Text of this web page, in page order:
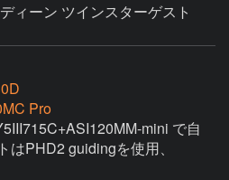
ィーン ツインスターゲスト
Pro
mini で自
PHD2 guidingを使用、